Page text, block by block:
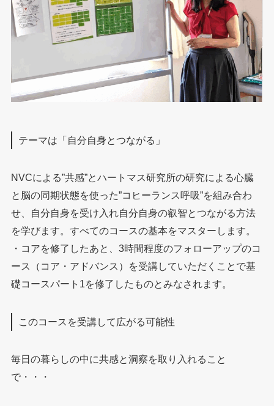
テーマは「自分自身とつながる」
NVCによる”共感”とハートマス研究所の研究による心臓
と脳の同期状態を使った”コヒーランス呼吸”を組み合わ
せ、自分自身を受け入れ自分自身の叡智とつながる方法
を学びます。すべてのコースの基本をマスターします。
・コアを修了したあと、3時間程度のフォローアップのコ
ース（コア・アドバンス）を受講していただくことで基
礎コースパート1を修了したものとみなされます。
このコースを受講して広がる可能性
毎日の暮らしの中に共感と洞察を取り入れること
で・・・